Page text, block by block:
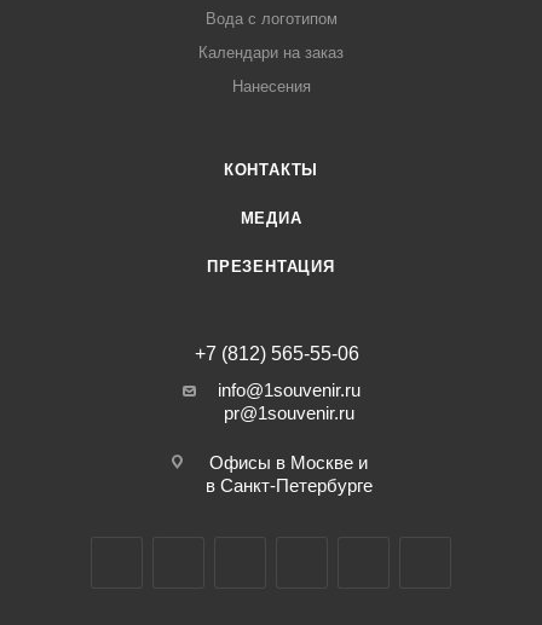
Вода с логотипом
Календари на заказ
Нанесения
КОНТАКТЫ
МЕДИА
ПРЕЗЕНТАЦИЯ
+7 (812) 565-55-06
info@1souvenir.ru
pr@1souvenir.ru
Офисы в Москве и
в Санкт-Петербурге